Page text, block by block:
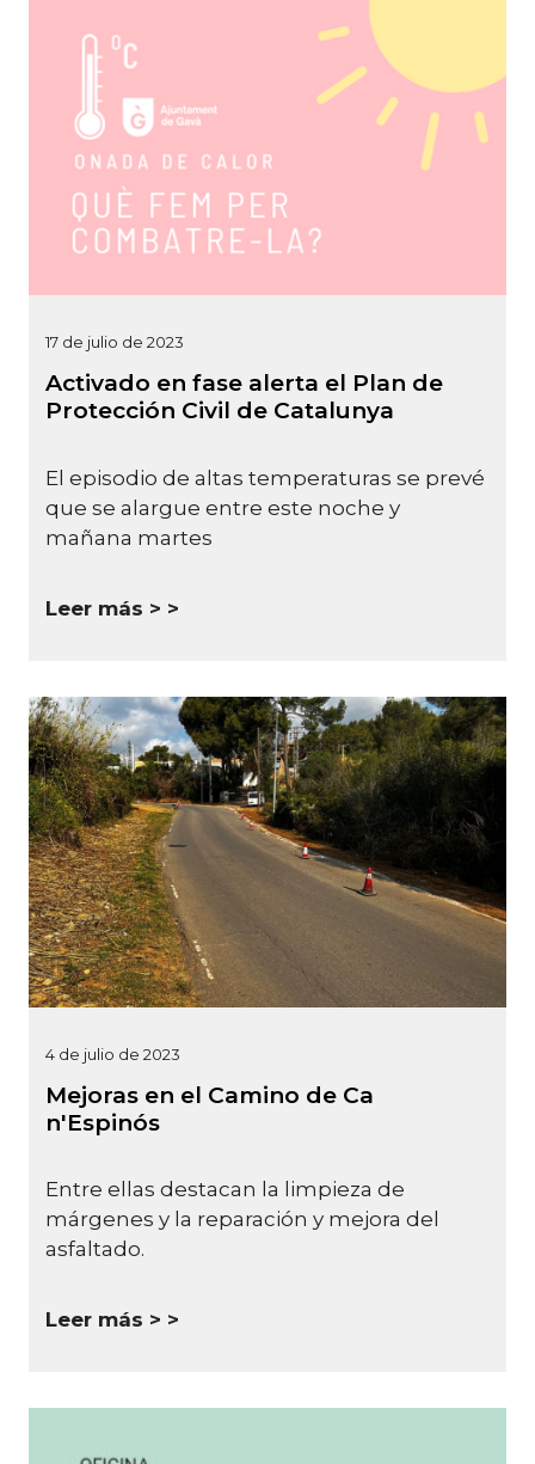
17 de julio de 2023
Activado en fase alerta el Plan de
Protección Civil de Catalunya
El episodio de altas temperaturas se prevé
que se alargue entre este noche y
mañana martes
Leer más >
4 de julio de 2023
Mejoras en el Camino de Ca
n'Espinós
Entre ellas destacan la limpieza de
márgenes y la reparación y mejora del
asfaltado.
Leer más >